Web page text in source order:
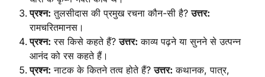
प्रश्न: तुलसीदास की प्रमुख रचना कौन-सी है?उत्तर:
रामचरितमानस।
प्रश्न: रस किसे कहते हैं?उत्तर: काव्य पढ़ने या सुनने से उत्पन्न
आनंद को रस कहते हैं।
प्रश्न: नाटक के कितने तत्व होते हैं?उत्तर: कथानक, पात्र,